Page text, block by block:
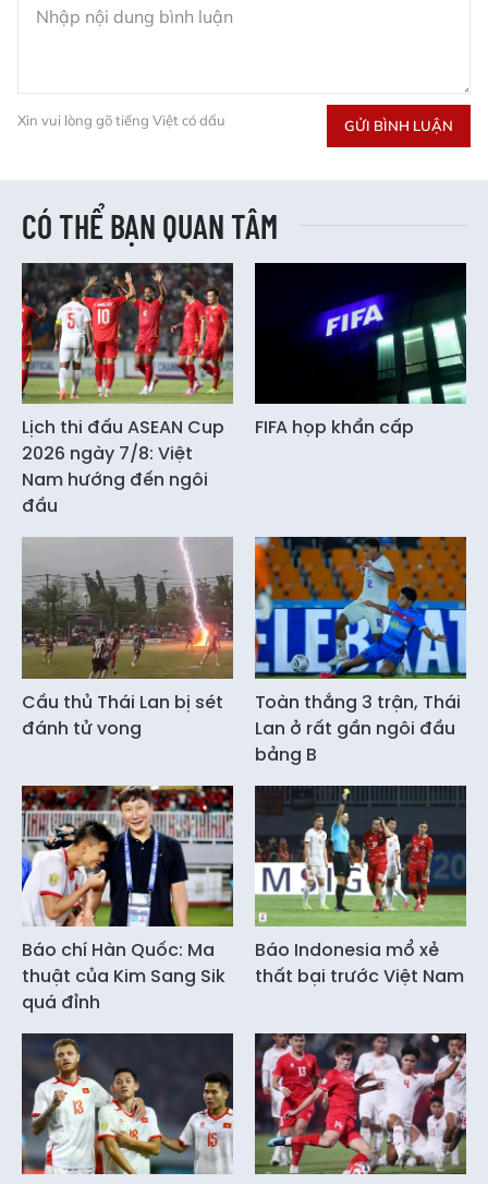
Xin vui lòng gõ tiếng Việt có dấu GỬI BÌNH LUẬN
CÓ THỂ BẠN QUAN TÂM
Lịch thi đấu ASEAN Cup
2026 ngày 7/8: Việt
Nam hướng đến ngôi
đầu
FIFA họp khẩn cấp
Cầu thủ Thái Lan bị sét
đánh tử vong
Toàn thắng 3 trận, Thái
Lan ở rất gần ngôi đầu
bảng B
Báo chí Hàn Quốc: Ma
thuật của Kim Sang Sik
quá đỉnh
Báo Indonesia mổ xẻ
thất bại trước Việt Nam